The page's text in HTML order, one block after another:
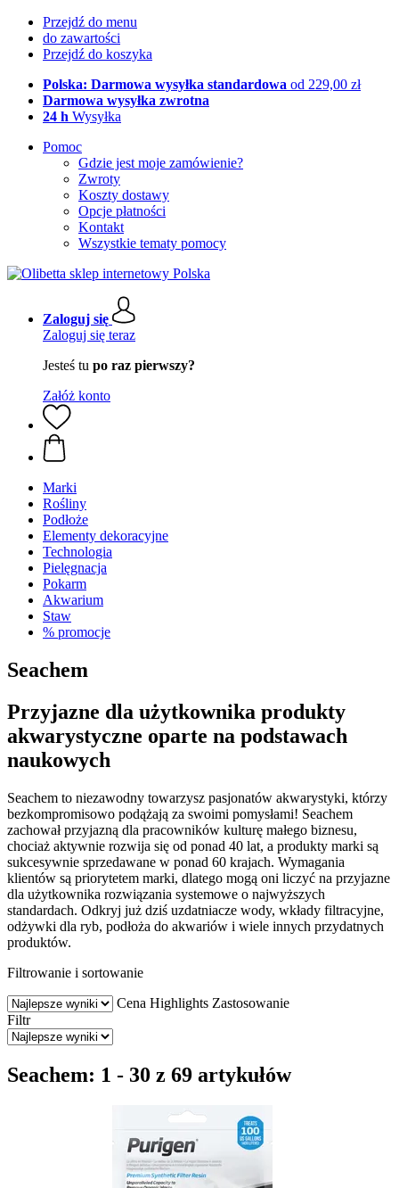
Przejdź do menu
do zawartości
Przejdź do koszyka
Polska: Darmowa wysyłka standardowa od 229,00 zł
Darmowa wysyłka zwrotna
24 h Wysyłka
Pomoc
Gdzie jest moje zamówienie?
Zwroty
Koszty dostawy
Opcje płatności
Kontakt
Wszystkie tematy pomocy
Zaloguj się
Zaloguj się teraz
Jesteś tu po raz pierwszy?
Załóż konto
Marki
Rośliny
Podłoże
Elementy dekoracyjne
Technologia
Pielęgnacja
Pokarm
Akwarium
Staw
% promocje
Seachem
Przyjazne dla użytkownika produkty
akwarystyczne oparte na podstawach
naukowych
Seachem to niezawodny towarzysz pasjonatów akwarystyki, którzy
bezkompromisowo podążają za swoimi pomysłami! Seachem
zachował przyjazną dla pracowników kulturę małego biznesu,
chociaż aktywnie rozwija się od ponad 40 lat, a produkty marki są
sukcesywnie sprzedawane w ponad 60 krajach. Wymagania
klientów są priorytetem marki, dlatego mogą oni liczyć na przyjazne
dla użytkownika rozwiązania systemowe o najwyższych
standardach. Odkryj już dziś uzdatniacze wody, wkłady filtracyjne,
odżywki dla ryb, podłoża do akwariów i wiele innych przydatnych
produktów.
Filtrowanie i sortowanie
Cena Highlights Zastosowanie
Filtr
Seachem: 1 - 30 z 69 artykułów